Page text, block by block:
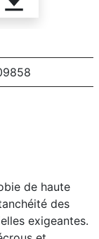
de haute
des
exigeantes.